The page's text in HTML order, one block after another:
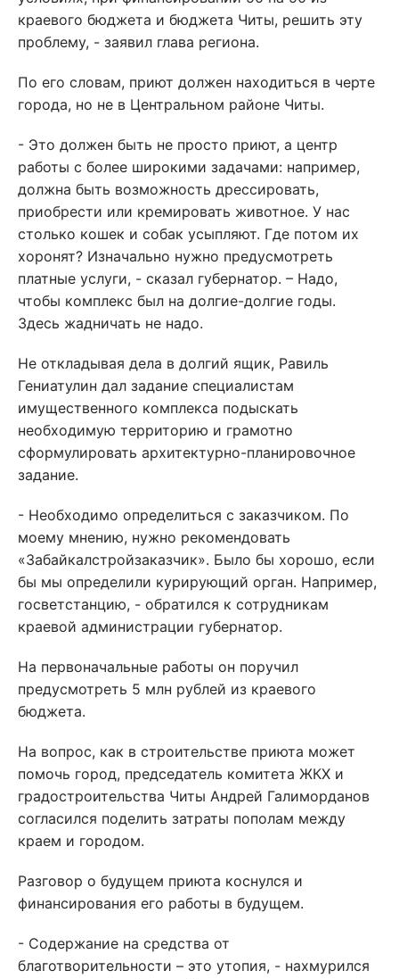
краевого бюджета и бюджета Читы, решить эту
проблему, - заявил глава региона.
По его словам, приют должен находиться в черте
города, но не в Центральном районе Читы.
- Это должен быть не просто приют, а центр
работы с более широкими задачами: например,
должна быть возможность дрессировать,
приобрести или кремировать животное. У нас
столько кошек и собак усыпляют. Где потом их
хоронят? Изначально нужно предусмотреть
платные услуги, - сказал губернатор. – Надо,
чтобы комплекс был на долгие-долгие годы.
Здесь жадничать не надо.
Не откладывая дела в долгий ящик, Равиль
Гениатулин дал задание специалистам
имущественного комплекса подыскать
необходимую территорию и грамотно
сформулировать архитектурно-планировочное
задание.
- Необходимо определиться с заказчиком. По
моему мнению, нужно рекомендовать
«Забайкалстройзаказчик». Было бы хорошо, если
бы мы определили курирующий орган. Например,
госветстанцию, - обратился к сотрудникам
краевой администрации губернатор.
На первоначальные работы он поручил
предусмотреть 5 млн рублей из краевого
бюджета.
На вопрос, как в строительстве приюта может
помочь город, председатель комитета ЖКХ и
градостроительства Читы Андрей Галиморданов
согласился поделить затраты пополам между
краем и городом.
Разговор о будущем приюта коснулся и
финансирования его работы в будущем.
- Содержание на средства от
благотворительности – это утопия, - нахмурился